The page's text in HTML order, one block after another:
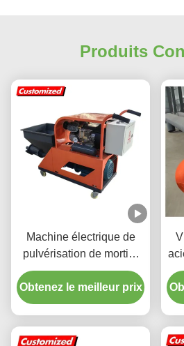
Produits
Machine électrique de
pulvérisation de mortier
avec angle d'alimentation
réglable Faible bruit et
haute précision
Obtenez le meilleur prix
à